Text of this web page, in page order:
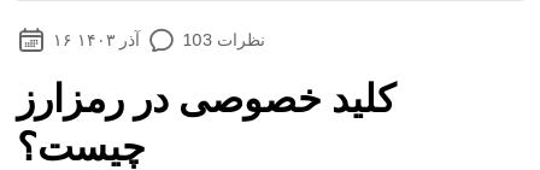
۱۶ آذر ۱۴۰۳ 103 نظرات
کلید خصوصی در رمزارز
چیست؟